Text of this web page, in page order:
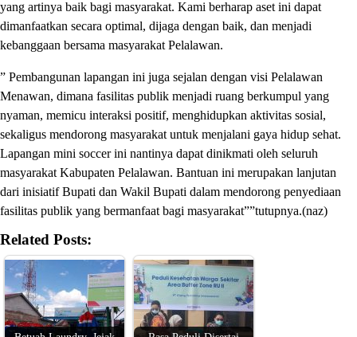
yang artinya baik bagi masyarakat. Kami berharap aset ini dapat
dimanfaatkan secara optimal, dijaga dengan baik, dan menjadi
kebanggaan bersama masyarakat Pelalawan.
” Pembangunan lapangan ini juga sejalan dengan visi Pelalawan
Menawan, dimana fasilitas publik menjadi ruang berkumpul yang
nyaman, memicu interaksi positif, menghidupkan aktivitas sosial,
sekaligus mendorong masyarakat untuk menjalani gaya hidup sehat.
Lapangan mini soccer ini nantinya dapat dinikmati oleh seluruh
masyarakat Kabupaten Pelalawan. Bantuan ini merupakan lanjutan
dari inisiatif Bupati dan Wakil Bupati dalam mendorong penyediaan
fasilitas publik yang bermanfaat bagi masyarakat””tutupnya.(naz)
Related Posts: